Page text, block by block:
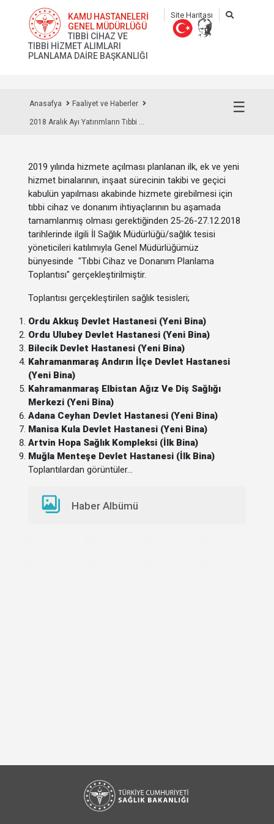
KAMU HASTANELERİ
GENEL MÜDÜRLÜĞÜ
TIBBİ CİHAZ VE
TIBBİ HİZMET ALIMLARI
PLANLAMA DAİRE BAŞKANLIĞI
Site Haritası
☰
Anasafya Faaliyet ve Haberler
2018 Aralık Ayı Yatırımların Tıbbi ...
2019 yılında hizmete açılması planlanan ilk, ek ve yeni
hizmet binalarının, inşaat sürecinin takibi ve geçici
kabulün yapılması akabinde hizmete girebilmesi için
tıbbi cihaz ve donanım ihtiyaçlarının bu aşamada
tamamlanmış olması gerektiğinden 25-26-27.12.2018
tarihlerinde ilgili İl Sağlık Müdürlüğü/sağlık tesisi
yöneticileri katılımıyla Genel Müdürlüğümüz
bünyesinde "Tıbbi Cihaz ve Donanım Planlama
Toplantısı" gerçekleştirilmiştir.
Toplantısı gerçekleştirilen sağlık tesisleri;
Ordu Akkuş Devlet Hastanesi (Yeni Bina)
Ordu Ulubey Devlet Hastanesi (Yeni Bina)
Bilecik Devlet Hastanesi (Yeni Bina)
Kahramanmaraş Andırın İlçe Devlet Hastanesi
(Yeni Bina)
Kahramanmaraş Elbistan Ağız Ve Diş Sağlığı
Merkezi (Yeni Bina)
Adana Ceyhan Devlet Hastanesi (Yeni Bina)
Manisa Kula Devlet Hastanesi (Yeni Bina)
Artvin Hopa Sağlık Kompleksi (İlk Bina)
Muğla Menteşe Devlet Hastanesi (İlk Bina)
Toplantılardan görüntüler…
Haber Albümü